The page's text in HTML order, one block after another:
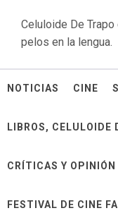
Celuloide De
pelos en la lengua.
NOTICIAS CINE
LIBROS, CELULOIDE
CRÍTICAS Y OPINIÓN
FESTIVAL DE CINE